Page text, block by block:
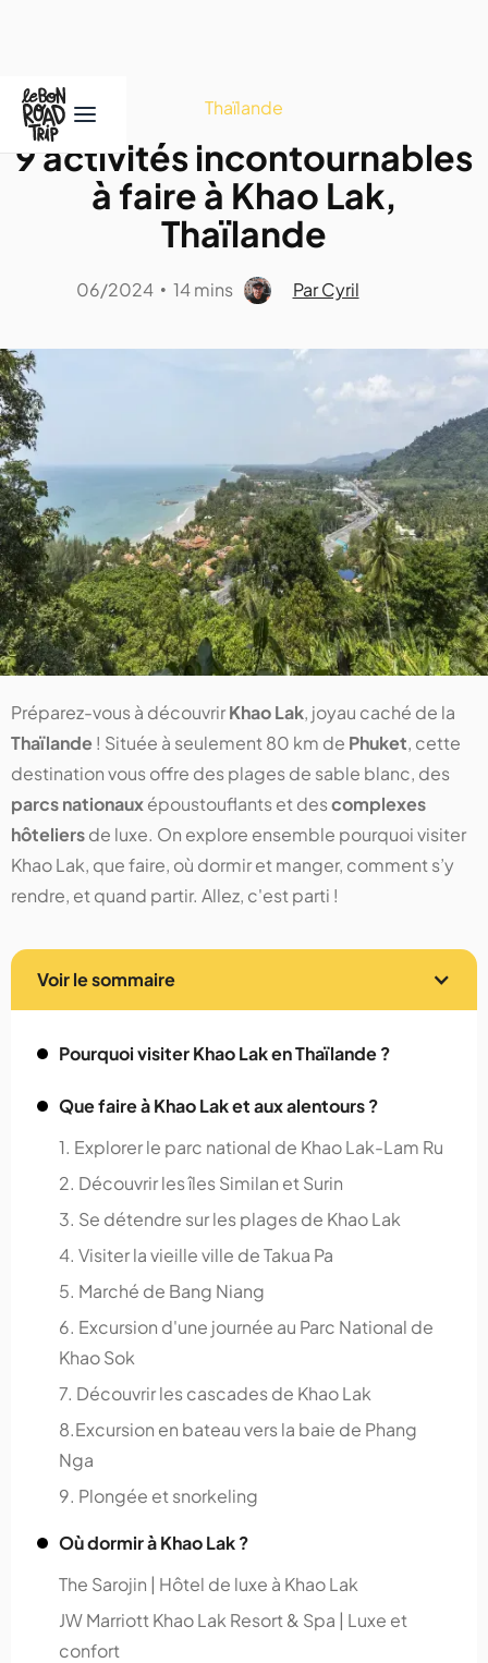
Thaïlande
9 activités incontournables
à faire à Khao Lak,
Thaïlande
06/2024 • 14 mins Par Cyril
Préparez-vous à découvrirKhao Lak, joyau caché de la
Thaïlande! Située à seulement 80 km de Phuket, cette
destination vous offre des plages de sable blanc, des
parcs nationauxépoustouflants et descomplexes
hôteliersde luxe. On explore ensemble pourquoi visiter
Khao Lak, que faire, où dormir et manger, comment s’y
rendre, et quand partir. Allez, c'est parti !
Voir le sommaire
Pourquoi visiter Khao Lak en Thaïlande ?
Que faire à Khao Lak et aux alentours ?
1. Explorer le parc national de Khao Lak-Lam Ru
2. Découvrir les îles Similan et Surin
3. Se détendre sur les plages de Khao Lak
4. Visiter la vieille ville de Takua Pa
5. Marché de Bang Niang
6. Excursion d'une journée au Parc National de
Khao Sok
7. Découvrir les cascades de Khao Lak
8.Excursion en bateau vers la baie de Phang
Nga
9. Plongée et snorkeling
Où dormir à Khao Lak ?
The Sarojin | Hôtel de luxe à Khao Lak
JW Marriott Khao Lak Resort & Spa | Luxe et
confort